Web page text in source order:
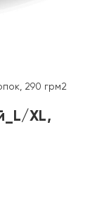
290 грм2
XL,